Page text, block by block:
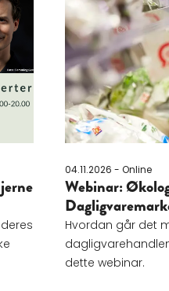
04.11.2026 - Online
Webinar:
Hvordan går det
dette webinar.